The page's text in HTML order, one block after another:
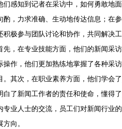
感知到记者在采访中，如何勇敢地
，力求准确、生动地传达信息；在
极参与团队讨论和协作，共同解决工
，在专业技能方面，他们的新闻采
作，他们更加熟练地掌握了各种采
其次，在职业素养方面，他们学会
了新闻工作者的责任和使命，懂得
业人士的交流，员工们对新闻行业
向。